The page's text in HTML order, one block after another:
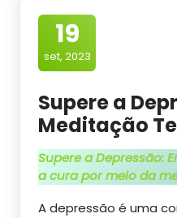
19
set, 2023
Supere a
Meditação
Supere a Depressão:
a cura por meio da
A depressão é uma